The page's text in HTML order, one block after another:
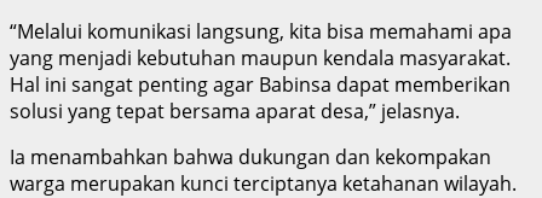
“Melalui komunikasi langsung, kita bisa memahami apa
yang menjadi kebutuhan maupun kendala masyarakat.
Hal ini sangat penting agar Babinsa dapat memberikan
solusi yang tepat bersama aparat desa,” jelasnya.
Ia menambahkan bahwa dukungan dan kekompakan
warga merupakan kunci terciptanya ketahanan wilayah.